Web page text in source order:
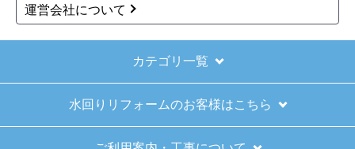
運営会社について
カテゴリ一覧
水回りリフォームのお客様はこちら